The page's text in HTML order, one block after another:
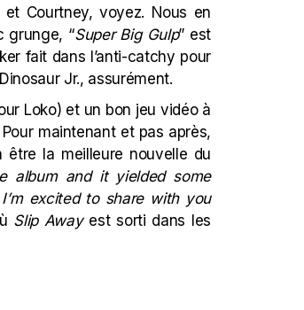
Courtney, voyez. Nous en
grunge, “Super Big Gulp” est
fait dans l’anti-catchy pour
Dinosaur Jr., assurément.
Loko) et un bon jeu vidéo à
maintenant et pas après,
la meilleure nouvelle du
album and it yielded some
excited to share with you
Slip Awayest sorti dans les